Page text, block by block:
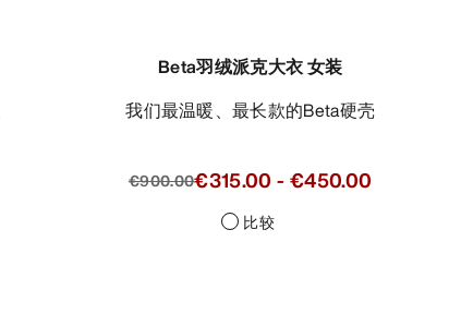
Beta羽绒派克大衣 女装
我们最温暖、最长款的Beta硬壳
€900.00€315.00 - €450.00
比较